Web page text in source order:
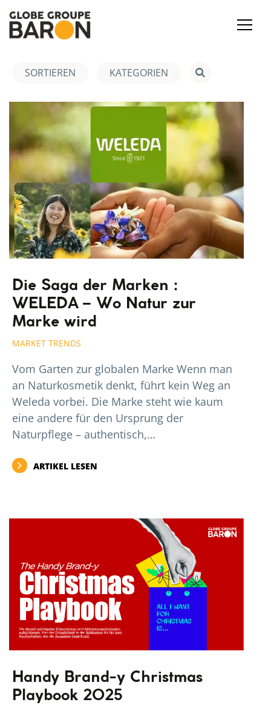
SORTIEREN KATEGORIEN
Die Saga der Marken :
WELEDA – Wo Natur zur
Marke wird
MARKET TRENDS
Vom Garten zur globalen Marke Wenn man
an Naturkosmetik denkt, führt kein Weg an
Weleda vorbei. Die Marke steht wie kaum
eine andere für den Ursprung der
Naturpflege – authentisch,…
ARTIKEL LESEN
Handy Brand-y Christmas
Playbook 2025